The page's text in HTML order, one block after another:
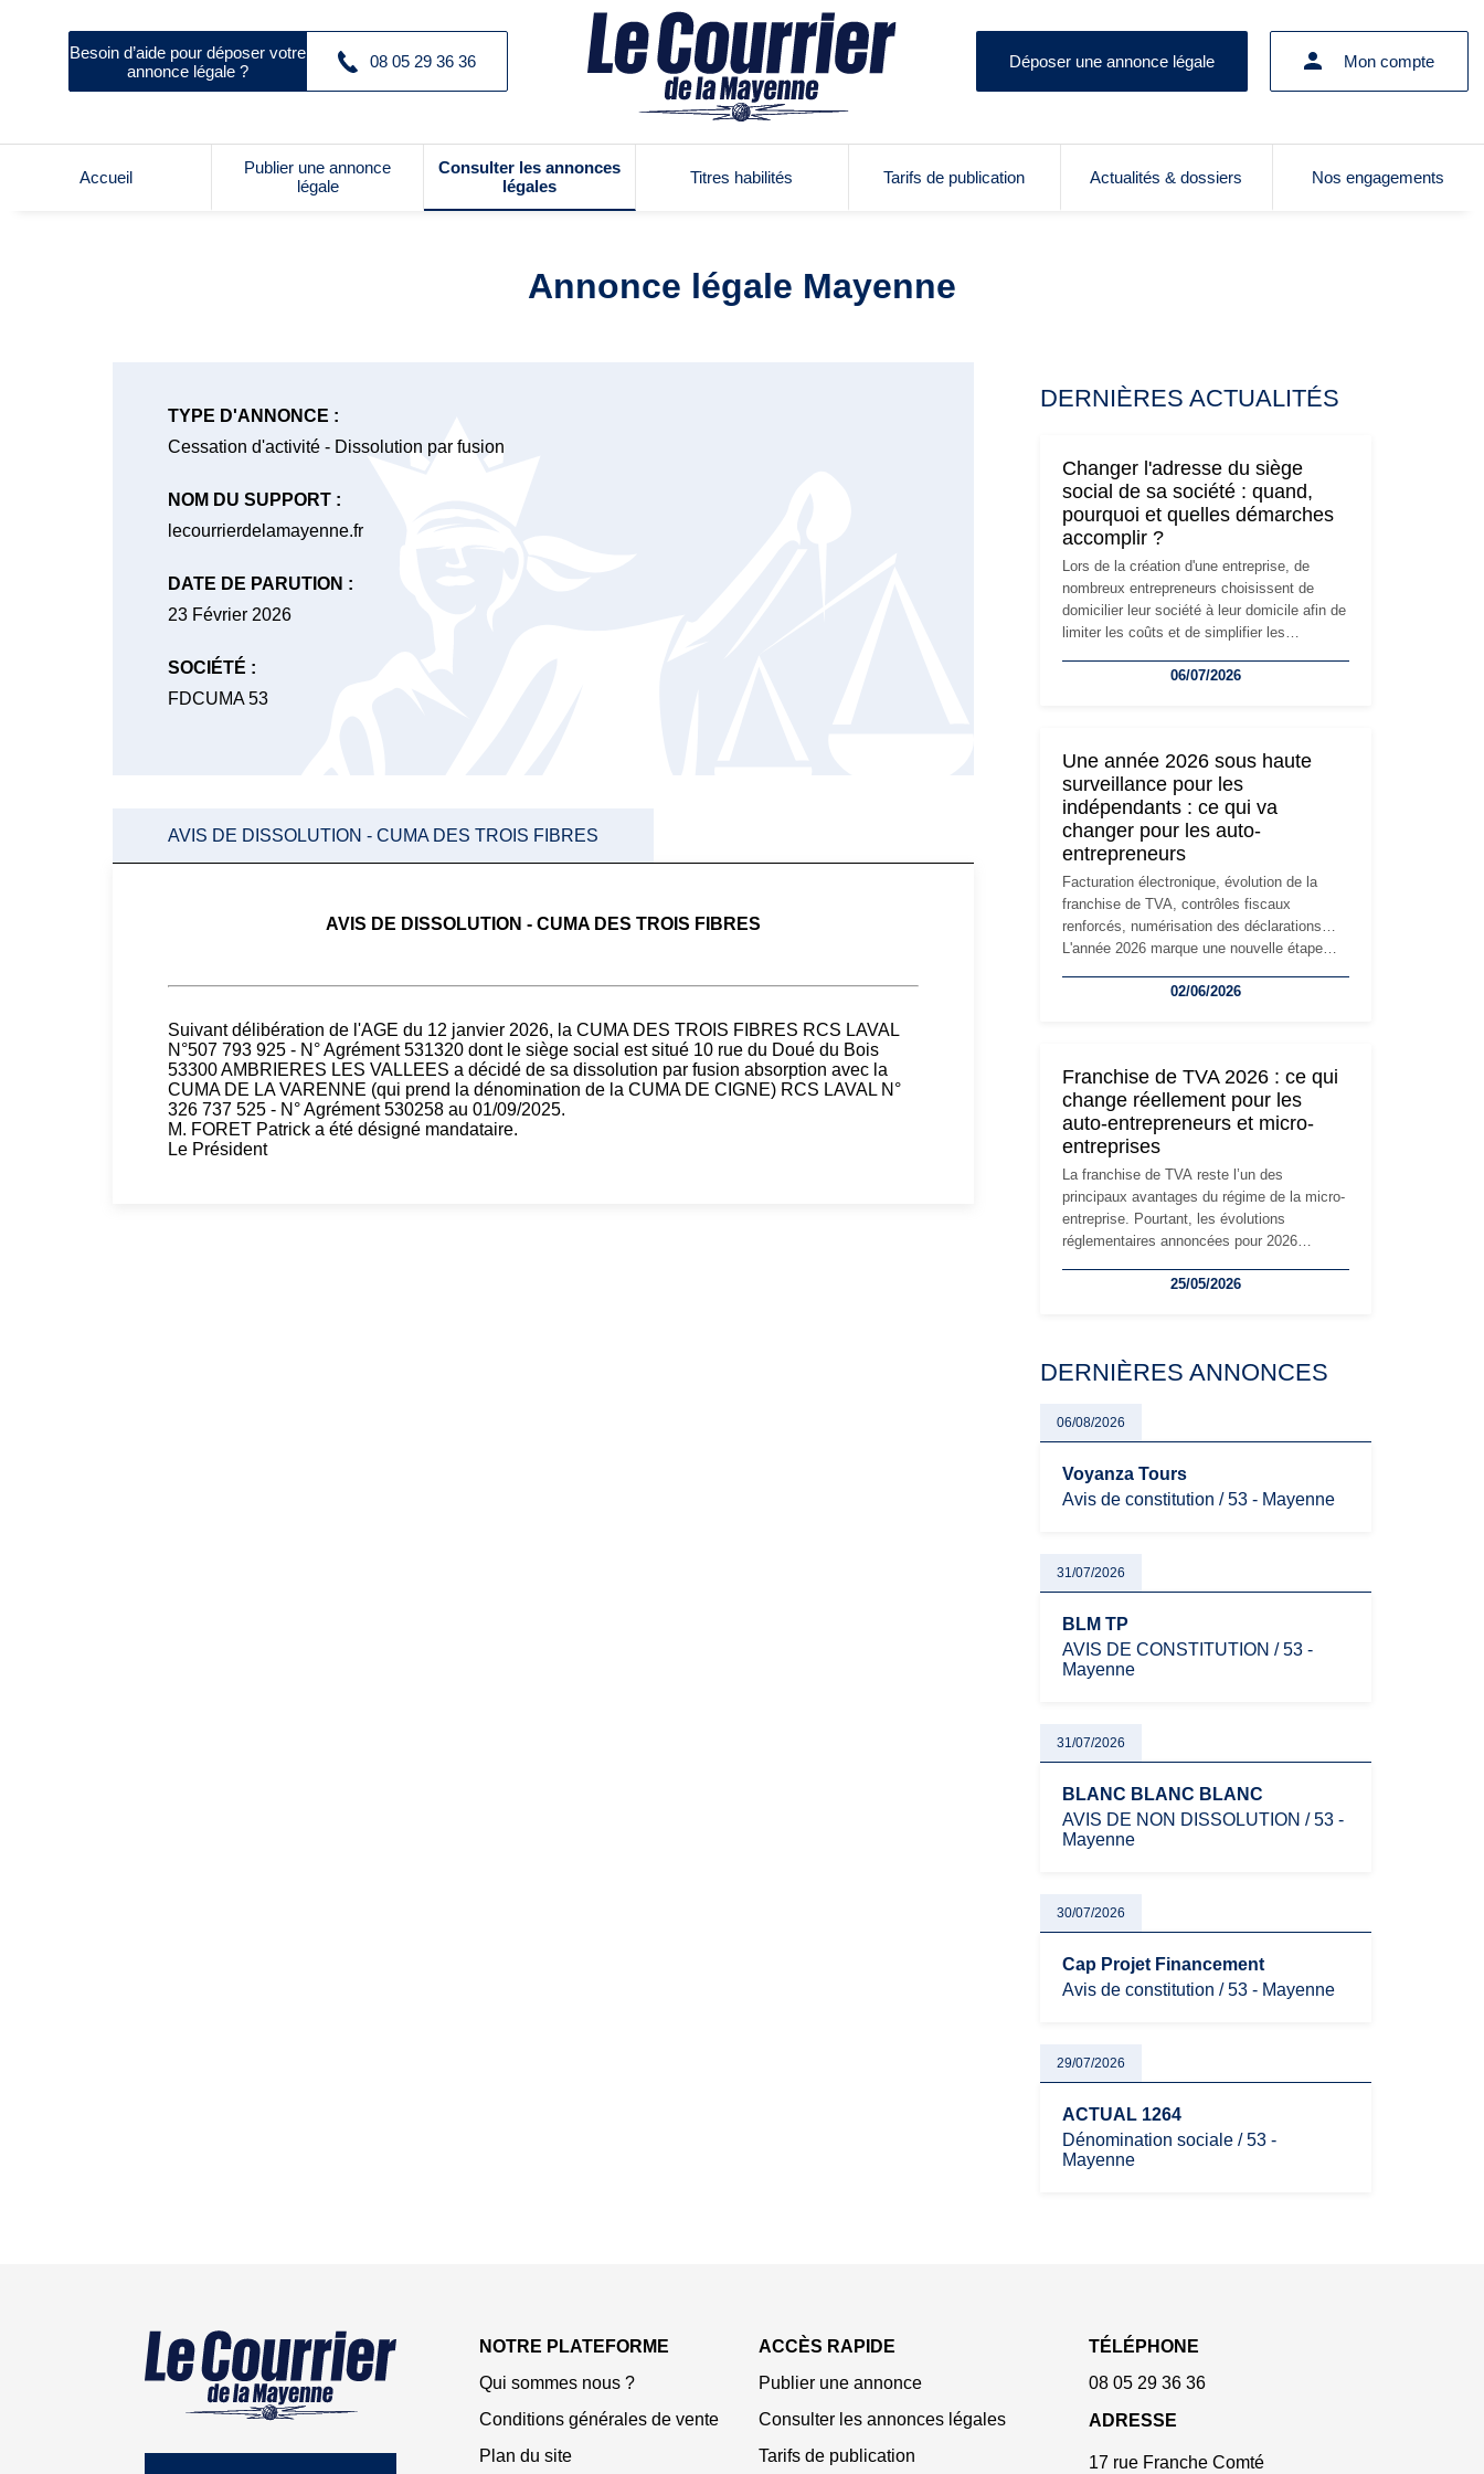
Besoin d’aide pour déposer votre
annonce légale ?
08 05 29 36 36 Déposer une annonce légale Mon compte
Accueil
Publier une annonce
légale
Consulter les annonces
légales
Titres habilités Tarifs de publication Actualités & dossiers Nos engagements
Annonce légale Mayenne
TYPE D'ANNONCE :
Cessation d'activité - Dissolution par fusion
NOM DU SUPPORT :
lecourrierdelamayenne.fr
DATE DE PARUTION :
23 Février 2026
SOCIÉTÉ :
FDCUMA 53
AVIS DE DISSOLUTION - CUMA DES TROIS FIBRES
AVIS DE DISSOLUTION - CUMA DES TROIS FIBRES
Suivant délibération de l'AGE du 12 janvier 2026, la CUMA DES TROIS FIBRES RCS LAVAL
N°507 793 925 - N° Agrément 531320 dont le siège social est situé 10 rue du Doué du Bois
53300 AMBRIERES LES VALLEES a décidé de sa dissolution par fusion absorption avec la
CUMA DE LA VARENNE (qui prend la dénomination de la CUMA DE CIGNE) RCS LAVAL N°
326 737 525 - N° Agrément 530258 au 01/09/2025.
M. FORET Patrick a été désigné mandataire.
Le Président
DERNIÈRES ACTUALITÉS
Changer l'adresse du siège
social de sa société : quand,
pourquoi et quelles démarches
accomplir ?
Lors de la création d'une entreprise, de
nombreux entrepreneurs choisissent de
domicilier leur société à leur domicile afin de
limiter les coûts et de simplifier les
l'activité, cette solution peut rapidement
siège social répond souvent à une nouvelle
étape de la vie de l'entreprise et implique
plusieurs formalités obligatoires.
06/07/2026
Une année 2026 sous haute
surveillance pour les
indépendants : ce qui va
changer pour les auto-
entrepreneurs
Facturation électronique, évolution de la
franchise de TVA, contrôles fiscaux
renforcés, numérisation des déclarations…
L'année 2026 marque une nouvelle étape
travailleurs indépendants. Si le régime de la
réglementaire plus exigeant. Décryptage des
principaux changements et des précautions
à prendre pour éviter les mauvaises
surprises.
02/06/2026
Franchise de TVA 2026 : ce qui
change réellement pour les
auto-entrepreneurs et micro-
entreprises
La franchise de TVA reste l’un des
principaux avantages du régime de la micro-
entreprise. Pourtant, les évolutions
réglementaires annoncées pour 2026
les auto-entrepreneurs, artisans et
évoluent dans un contexte de contrôle
oblige les indépendants à rester
particulièrement vigilants.
25/05/2026
DERNIÈRES ANNONCES
06/08/2026
Voyanza Tours
Avis de constitution / 53 - Mayenne
31/07/2026
BLM TP
AVIS DE CONSTITUTION / 53 -
Mayenne
31/07/2026
BLANC BLANC BLANC
AVIS DE NON DISSOLUTION / 53 -
Mayenne
30/07/2026
Cap Projet Financement
Avis de constitution / 53 - Mayenne
29/07/2026
ACTUAL 1264
Dénomination sociale / 53 -
Mayenne
NOTRE PLATEFORME
Qui sommes nous ?
Conditions générales de vente
Plan du site
ACCÈS RAPIDE
Publier une annonce
Consulter les annonces légales
Tarifs de publication
TÉLÉPHONE
08 05 29 36 36
ADRESSE
17 rue Franche Comté